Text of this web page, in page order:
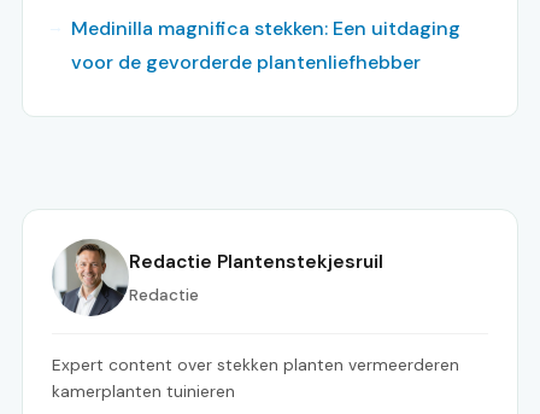
Medinilla magnifica stekken: Een uitdaging
voor de gevorderde plantenliefhebber
Redactie Plantenstekjesruil
Redactie
Expert content over stekken planten vermeerderen
kamerplanten tuinieren